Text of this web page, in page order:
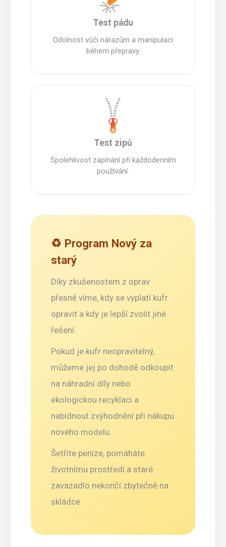
Test pádu
Odolnost vůči nárazům a manipulaci
během přepravy.
Test zipů
Spolehlivost zapínání při každodenním
používání.
♻️ Program Nový za
starý
Díky zkušenostem z oprav
přesně víme, kdy se vyplatí kufr
opravit a kdy je lepší zvolit jiné
řešení.
Pokud je kufr neopravitelný,
můžeme jej po dohodě odkoupit
na náhradní díly nebo
ekologickou recyklaci a
nabídnout zvýhodnění při nákupu
nového modelu.
Šetříte peníze, pomáháte
životnímu prostředí a staré
zavazadlo nekončí zbytečně na
skládce.